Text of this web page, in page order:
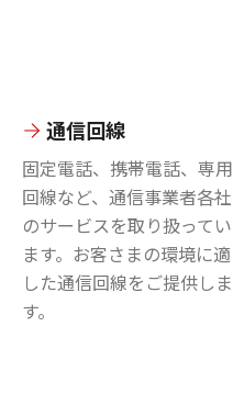
通信回線
固定電話、携帯電話、専用
回線など、通信事業者各社
のサービスを取り扱ってい
ます。お客さまの環境に適
した通信回線をご提供しま
す。